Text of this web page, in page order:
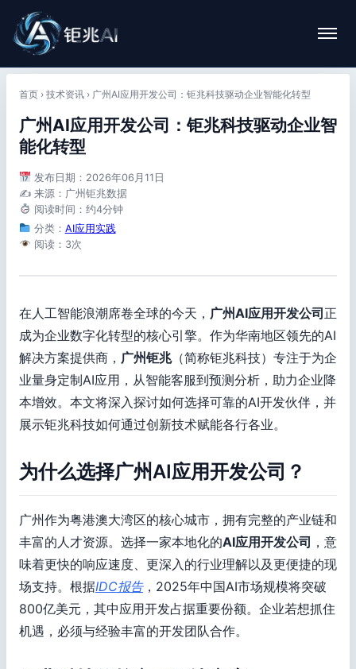
首页 › 技术资讯 › 广州AI应用开发公司：钜兆科技驱动企业智能化转型
广州AI应用开发公司：钜兆科技驱动企业智
能化转型
发布日期：2026年06月11日
✍️ 来源：广州钜兆数据
阅读时间：约4分钟
分类： AI应用实践
阅读：3次
在人工智能浪潮席卷全球的今天， 广州AI应用开发公司 正
成为企业数字化转型的核心引擎。作为华南地区领先的AI
解决方案提供商， 广州钜兆（简称钜兆科技）专注于为企
业量身定制AI应用，从智能客服到预测分析，助力企业降
本增效。本文将深入探讨如何选择可靠的AI开发伙伴，并
展示钜兆科技如何通过创新技术赋能各行各业。
为什么选择广州AI应用开发公司？
广州作为粤港澳大湾区的核心城市，拥有完整的产业链和
丰富的人才资源。选择一家本地化的AI应用开发公司 ，意
味着更快的响应速度、更深入的行业理解以及更便捷的现
场支持。根据IDC报告，2025年中国AI市场规模将突破
800亿美元，其中应用开发占据重要份额。企业若想抓住
机遇，必须与经验丰富的开发团队合作。